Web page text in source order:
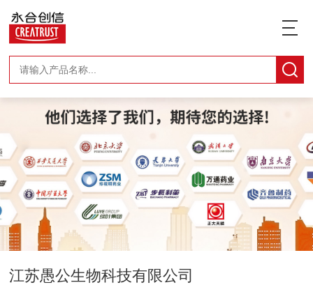
江苏愚公生物科技有限公司